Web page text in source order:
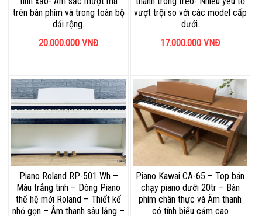
trên bàn phím và trong toàn bộ
dải rộng.
20.000.000 VNĐ
vượt trội so với các model cấp
dưới.
17.000.000 VNĐ
Piano Roland RP-501 Wh –
Màu trắng tinh – Dòng Piano
thế hệ mới Roland – Thiết kế
nhỏ gọn – Âm thanh sâu lắng –
Piano Kawai CA-65 – Top bán
chạy piano dưới 20tr – Bàn
phím chân thực và Âm thanh
có tính biểu cảm cao